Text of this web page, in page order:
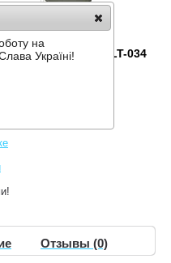
TENT GREEN TLT-034
Отзывы (0)
на
Україні!